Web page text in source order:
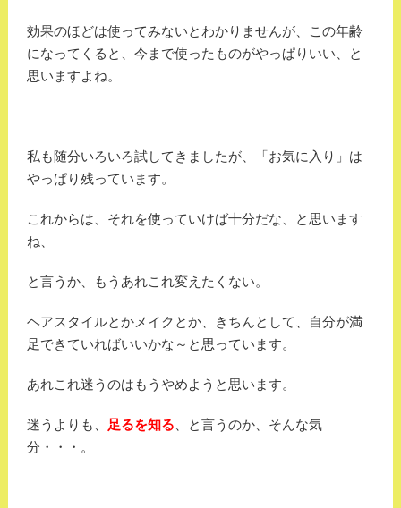
効果のほどは使ってみないとわかりませんが、この年齢
になってくると、今まで使ったものがやっぱりいい、と
思いますよね。
私も随分いろいろ試してきましたが、「お気に入り」は
やっぱり残っています。
これからは、それを使っていけば十分だな、と思います
ね、
と言うか、もうあれこれ変えたくない。
ヘアスタイルとかメイクとか、きちんとして、自分が満
足できていればいいかな～と思っています。
あれこれ迷うのはもうやめようと思います。
迷うよりも、 足るを知る 、と言うのか、そんな気
分・・・。